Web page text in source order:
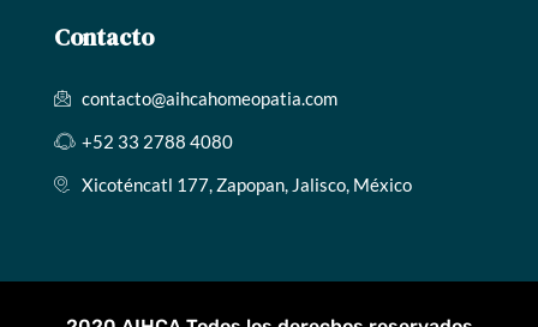
Contacto
contacto@aihcahomeopatia.com
+52 33 2788 4080
Xicoténcatl 177, Zapopan, Jalisco, México